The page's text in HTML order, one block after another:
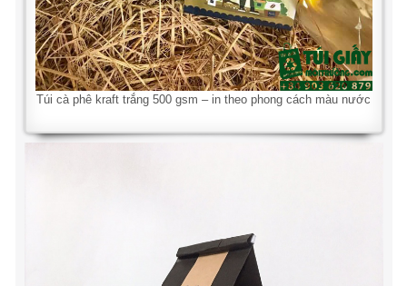
Túi cà phê kraft trắng 500 gsm – in theo phong cách màu nước